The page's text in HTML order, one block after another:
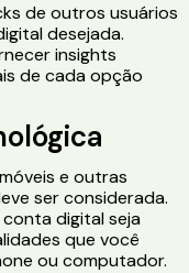
de outros usuários
desejada.
insights
de cada opção
e outras
ser considerada.
digital seja
que você
ou computador.